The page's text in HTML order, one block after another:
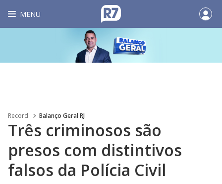
MENU
Record Balanço Geral RJ
Três criminosos são
presos com distintivos
falsos da Polícia Civil